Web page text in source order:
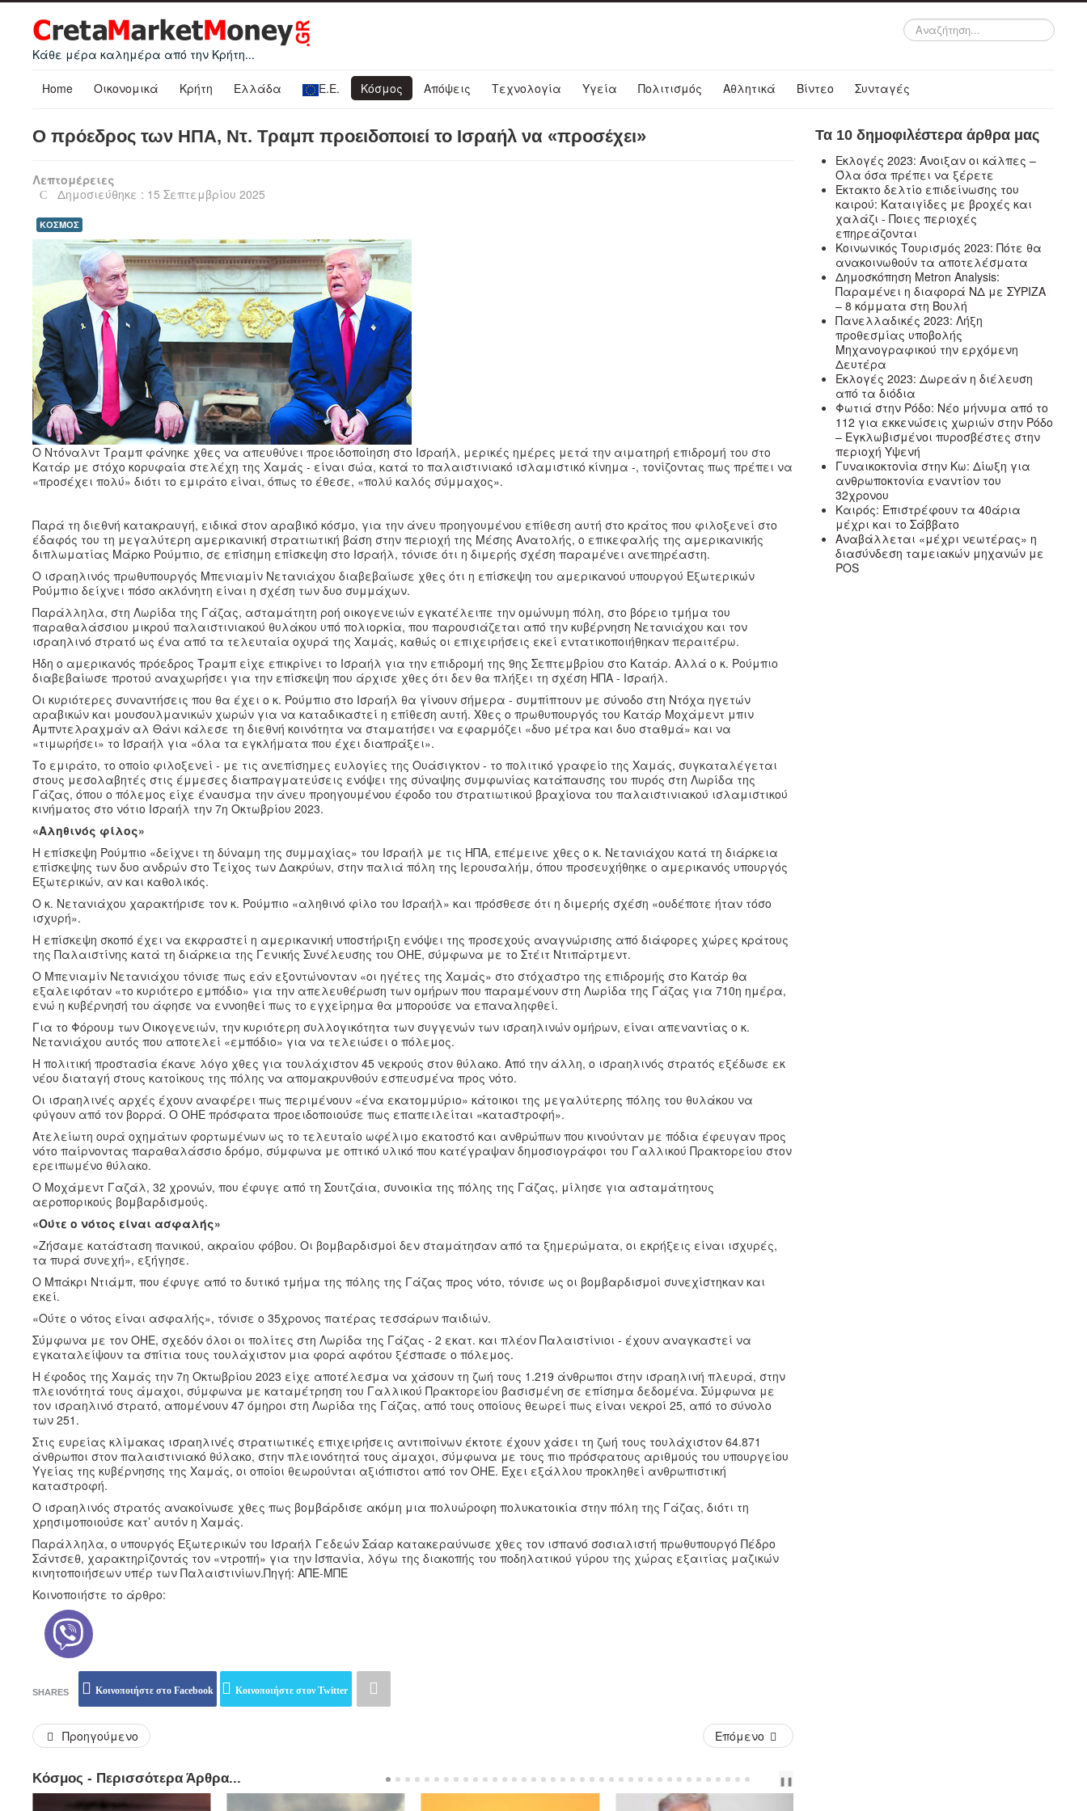
Κάθε μέρα καλημέρα από την Κρήτη...
Αναζήτηση...
Home Οικονομικά Κρήτη Ελλάδα Ε.Ε. Κόσμος Απόψεις Τεχνολογία Υγεία Πολιτισμός Αθλητικά Βίντεο Συνταγές
Ο πρόεδρος των ΗΠΑ, Ντ. Τραμπ προειδοποιεί το Ισραήλ να «προσέχει»
Λεπτομέρειες
Δημοσιεύθηκε : 15 Σεπτεμβρίου 2025
ΚΟΣΜΟΣ
Ο Ντόναλντ Τραμπ φάνηκε χθες να απευθύνει προειδοποίηση στο Ισραήλ, μερικές ημέρες μετά την αιματηρή επιδρομή του στο
Κατάρ με στόχο κορυφαία στελέχη της Χαμάς - είναι σώα, κατά το παλαιστινιακό ισλαμιστικό κίνημα -, τονίζοντας πως πρέπει να
«προσέχει πολύ» διότι το εμιράτο είναι, όπως το έθεσε, «πολύ καλός σύμμαχος».
Παρά τη διεθνή κατακραυγή, ειδικά στον αραβικό κόσμο, για την άνευ προηγουμένου επίθεση αυτή στο κράτος που φιλοξενεί στο
έδαφός του τη μεγαλύτερη αμερικανική στρατιωτική βάση στην περιοχή της Μέσης Ανατολής, ο επικεφαλής της αμερικανικής
διπλωματίας Μάρκο Ρούμπιο, σε επίσημη επίσκεψη στο Ισραήλ, τόνισε ότι η διμερής σχέση παραμένει ανεπηρέαστη.
Ο ισραηλινός πρωθυπουργός Μπενιαμίν Νετανιάχου διαβεβαίωσε χθες ότι η επίσκεψη του αμερικανού υπουργού Εξωτερικών
Ρούμπιο δείχνει πόσο ακλόνητη είναι η σχέση των δυο συμμάχων.
Παράλληλα, στη Λωρίδα της Γάζας, ασταμάτητη ροή οικογενειών εγκατέλειπε την ομώνυμη πόλη, στο βόρειο τμήμα του
παραθαλάσσιου μικρού παλαιστινιακού θυλάκου υπό πολιορκία, που παρουσιάζεται από την κυβέρνηση Νετανιάχου και τον
ισραηλινό στρατό ως ένα από τα τελευταία οχυρά της Χαμάς, καθώς οι επιχειρήσεις εκεί εντατικοποιήθηκαν περαιτέρω.
Ήδη ο αμερικανός πρόεδρος Τραμπ είχε επικρίνει το Ισραήλ για την επιδρομή της 9ης Σεπτεμβρίου στο Κατάρ. Αλλά ο κ. Ρούμπιο
διαβεβαίωσε προτού αναχωρήσει για την επίσκεψη που άρχισε χθες ότι δεν θα πλήξει τη σχέση ΗΠΑ - Ισραήλ.
Οι κυριότερες συναντήσεις που θα έχει ο κ. Ρούμπιο στο Ισραήλ θα γίνουν σήμερα - συμπίπτουν με σύνοδο στη Ντόχα ηγετών
αραβικών και μουσουλμανικών χωρών για να καταδικαστεί η επίθεση αυτή. Χθες ο πρωθυπουργός του Κατάρ Μοχάμεντ μπιν
Αμπντελραχμάν αλ Θάνι κάλεσε τη διεθνή κοινότητα να σταματήσει να εφαρμόζει «δυο μέτρα και δυο σταθμά» και να
«τιμωρήσει» το Ισραήλ για «όλα τα εγκλήματα που έχει διαπράξει».
Το εμιράτο, το οποίο φιλοξενεί - με τις ανεπίσημες ευλογίες της Ουάσιγκτον - το πολιτικό γραφείο της Χαμάς, συγκαταλέγεται
στους μεσολαβητές στις έμμεσες διαπραγματεύσεις ενόψει της σύναψης συμφωνίας κατάπαυσης του πυρός στη Λωρίδα της
Γάζας, όπου ο πόλεμος είχε έναυσμα την άνευ προηγουμένου έφοδο του στρατιωτικού βραχίονα του παλαιστινιακού ισλαμιστικού
κινήματος στο νότιο Ισραήλ την 7η Οκτωβρίου 2023.
«Αληθινός φίλος»
Η επίσκεψη Ρούμπιο «δείχνει τη δύναμη της συμμαχίας» του Ισραήλ με τις ΗΠΑ, επέμεινε χθες ο κ. Νετανιάχου κατά τη διάρκεια
επίσκεψης των δυο ανδρών στο Τείχος των Δακρύων, στην παλιά πόλη της Ιερουσαλήμ, όπου προσευχήθηκε ο αμερικανός υπουργός
Εξωτερικών, αν και καθολικός.
Ο κ. Νετανιάχου χαρακτήρισε τον κ. Ρούμπιο «αληθινό φίλο του Ισραήλ» και πρόσθεσε ότι η διμερής σχέση «ουδέποτε ήταν τόσο
ισχυρή».
Η επίσκεψη σκοπό έχει να εκφραστεί η αμερικανική υποστήριξη ενόψει της προσεχούς αναγνώρισης από διάφορες χώρες κράτους
της Παλαιστίνης κατά τη διάρκεια της Γενικής Συνέλευσης του ΟΗΕ, σύμφωνα με το Στέιτ Ντιπάρτμεντ.
Ο Μπενιαμίν Νετανιάχου τόνισε πως εάν εξοντώνονταν «οι ηγέτες της Χαμάς» στο στόχαστρο της επιδρομής στο Κατάρ θα
εξαλειφόταν «το κυριότερο εμπόδιο» για την απελευθέρωση των ομήρων που παραμένουν στη Λωρίδα της Γάζας για 710η ημέρα,
ενώ η κυβέρνησή του άφησε να εννοηθεί πως το εγχείρημα θα μπορούσε να επαναληφθεί.
Για το Φόρουμ των Οικογενειών, την κυριότερη συλλογικότητα των συγγενών των ισραηλινών ομήρων, είναι απεναντίας ο κ.
Νετανιάχου αυτός που αποτελεί «εμπόδιο» για να τελειώσει ο πόλεμος.
Η πολιτική προστασία έκανε λόγο χθες για τουλάχιστον 45 νεκρούς στον θύλακο. Από την άλλη, ο ισραηλινός στρατός εξέδωσε εκ
νέου διαταγή στους κατοίκους της πόλης να απομακρυνθούν εσπευσμένα προς νότο.
Οι ισραηλινές αρχές έχουν αναφέρει πως περιμένουν «ένα εκατομμύριο» κάτοικοι της μεγαλύτερης πόλης του θυλάκου να
φύγουν από τον βορρά. Ο ΟΗΕ πρόσφατα προειδοποιούσε πως επαπειλείται «καταστροφή».
Ατελείωτη ουρά οχημάτων φορτωμένων ως το τελευταίο ωφέλιμο εκατοστό και ανθρώπων που κινούνταν με πόδια έφευγαν προς
νότο παίρνοντας παραθαλάσσιο δρόμο, σύμφωνα με οπτικό υλικό που κατέγραψαν δημοσιογράφοι του Γαλλικού Πρακτορείου στον
ερειπωμένο θύλακο.
Ο Μοχάμεντ Γαζάλ, 32 χρονών, που έφυγε από τη Σουτζάια, συνοικία της πόλης της Γάζας, μίλησε για ασταμάτητους
αεροπορικούς βομβαρδισμούς.
«Ούτε ο νότος είναι ασφαλής»
«Ζήσαμε κατάσταση πανικού, ακραίου φόβου. Οι βομβαρδισμοί δεν σταμάτησαν από τα ξημερώματα, οι εκρήξεις είναι ισχυρές,
τα πυρά συνεχή», εξήγησε.
Ο Μπάκρι Ντιάμπ, που έφυγε από το δυτικό τμήμα της πόλης της Γάζας προς νότο, τόνισε ως οι βομβαρδισμοί συνεχίστηκαν και
εκεί.
«Ούτε ο νότος είναι ασφαλής», τόνισε ο 35χρονος πατέρας τεσσάρων παιδιών.
Σύμφωνα με τον ΟΗΕ, σχεδόν όλοι οι πολίτες στη Λωρίδα της Γάζας - 2 εκατ. και πλέον Παλαιστίνιοι - έχουν αναγκαστεί να
εγκαταλείψουν τα σπίτια τους τουλάχιστον μια φορά αφότου ξέσπασε ο πόλεμος.
Η έφοδος της Χαμάς την 7η Οκτωβρίου 2023 είχε αποτέλεσμα να χάσουν τη ζωή τους 1.219 άνθρωποι στην ισραηλινή πλευρά, στην
πλειονότητά τους άμαχοι, σύμφωνα με καταμέτρηση του Γαλλικού Πρακτορείου βασισμένη σε επίσημα δεδομένα. Σύμφωνα με
τον ισραηλινό στρατό, απομένουν 47 όμηροι στη Λωρίδα της Γάζας, από τους οποίους θεωρεί πως είναι νεκροί 25, από το σύνολο
των 251.
Στις ευρείας κλίμακας ισραηλινές στρατιωτικές επιχειρήσεις αντιποίνων έκτοτε έχουν χάσει τη ζωή τους τουλάχιστον 64.871
άνθρωποι στον παλαιστινιακό θύλακο, στην πλειονότητά τους άμαχοι, σύμφωνα με τους πιο πρόσφατους αριθμούς του υπουργείου
Υγείας της κυβέρνησης της Χαμάς, οι οποίοι θεωρούνται αξιόπιστοι από τον ΟΗΕ. Έχει εξάλλου προκληθεί ανθρωπιστική
καταστροφή.
Ο ισραηλινός στρατός ανακοίνωσε χθες πως βομβάρδισε ακόμη μια πολυώροφη πολυκατοικία στην πόλη της Γάζας, διότι τη
χρησιμοποιούσε κατ’ αυτόν η Χαμάς.
Παράλληλα, ο υπουργός Εξωτερικών του Ισραήλ Γεδεών Σάαρ κατακεραύνωσε χθες τον ισπανό σοσιαλιστή πρωθυπουργό Πέδρο
Σάντσεθ, χαρακτηρίζοντάς τον «ντροπή» για την Ισπανία, λόγω της διακοπής του ποδηλατικού γύρου της χώρας εξαιτίας μαζικών
κινητοποιήσεων υπέρ των Παλαιστινίων.Πηγή: ΑΠΕ-ΜΠΕ
Κοινοποιήστε το άρθρο:
SHARES Κοινοποιήστε στο Facebook Κοινοποιήστε στον Twitter
Προηγούμενο Επόμενο
Κόσμος - Περισσότερα Άρθρα... PREVNEXT
❚❚
Τα 10 δημοφιλέστερα άρθρα μας
Εκλογές 2023: Άνοιξαν οι κάλπες –
Όλα όσα πρέπει να ξέρετε
Έκτακτο δελτίο επιδείνωσης του
καιρού: Καταιγίδες με βροχές και
χαλάζι - Ποιες περιοχές
επηρεάζονται
Κοινωνικός Τουρισμός 2023: Πότε θα
ανακοινωθούν τα αποτελέσματα
Δημοσκόπηση Metron Analysis:
Παραμένει η διαφορά ΝΔ με ΣΥΡΙΖΑ
– 8 κόμματα στη Βουλή
Πανελλαδικές 2023: Λήξη
προθεσμίας υποβολής
Μηχανογραφικού την ερχόμενη
Δευτέρα
Εκλογές 2023: Δωρεάν η διέλευση
από τα διόδια
Φωτιά στην Ρόδο: Νέο μήνυμα από το
112 για εκκενώσεις χωριών στην Ρόδο
– Εγκλωβισμένοι πυροσβέστες στην
περιοχή Υψενή
Γυναικοκτονία στην Κω: Δίωξη για
ανθρωποκτονία εναντίον του
32χρονου
Καιρός: Επιστρέφουν τα 40άρια
μέχρι και το Σάββατο
Αναβάλλεται «μέχρι νεωτέρας» η
διασύνδεση ταμειακών μηχανών με
POS